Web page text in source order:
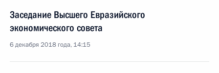
Заседание Высшего Евразийского
экономического совета
6 декабря 2018 года, 14:15